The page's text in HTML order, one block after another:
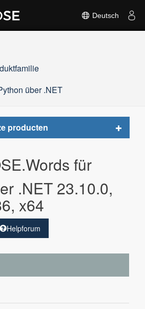
Deutsch
über .NET
producten
Toggle
für
.NET 23.10.0,
x64
Helpforum